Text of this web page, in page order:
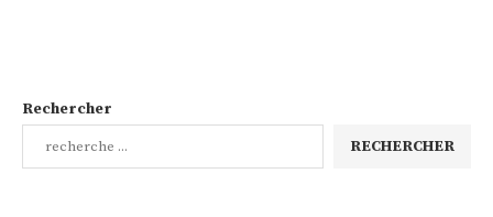
Rechercher
RECHERCHER